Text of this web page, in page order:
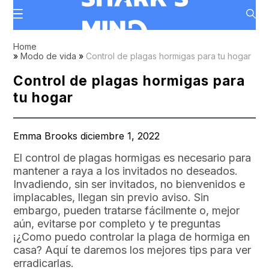
Home
»Modo de vida » Control de plagas hormigas para tu hogar
Control de plagas hormigas para
tu hogar
Emma Brooks diciembre 1, 2022
El control de plagas hormigas es necesario para
mantener a raya a los invitados no deseados.
Invadiendo, sin ser invitados, no bienvenidos e
implacables, llegan sin previo aviso. Sin
embargo, pueden tratarse fácilmente o, mejor
aún, evitarse por completo y te preguntas
¡¿Como puedo controlar la plaga de hormiga en
casa? Aquí te daremos los mejores tips para ver
erradicarlas.